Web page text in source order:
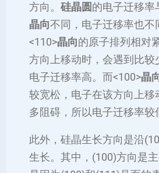
方向。 硅晶圆 的电子迁移率
晶向不同，电子迁移率也不
<110>晶向的原子排列相对
方向上移动时，会遇到比较
电子迁移率高。而<100>晶
较宽松，电子在该方向上移
多阻碍，所以电子迁移率较
此外，硅晶生长方向是沿
生长。其中，(100)方向是